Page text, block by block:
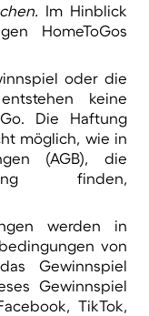
Im Hinblick
HomeToGos
oder die
keine
Die Haftung
möglich, wie in
(AGB), die
finden,
werden in
von
Gewinnspiel
Gewinnspiel
TikTok,